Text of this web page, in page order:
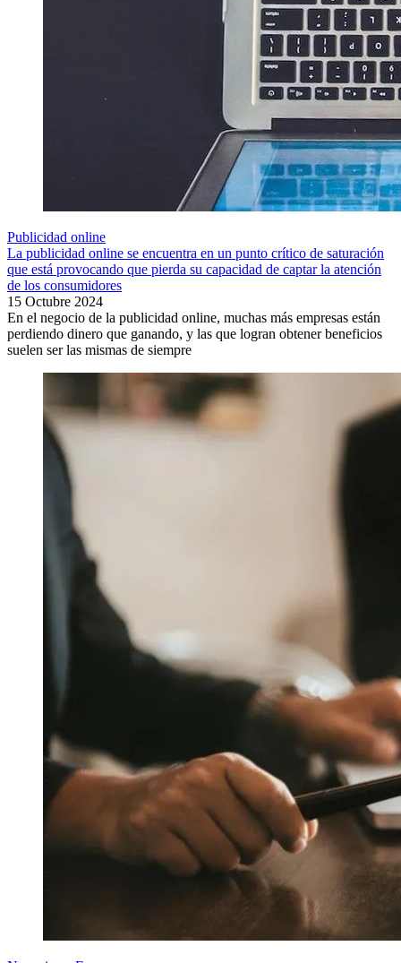
Publicidad online
La publicidad online se encuentra en un punto crítico de saturación
que está provocando que pierda su capacidad de captar la atención
de los consumidores
15 Octubre 2024
En el negocio de la publicidad online, muchas más empresas están
perdiendo dinero que ganando, y las que logran obtener beneficios
suelen ser las mismas de siempre